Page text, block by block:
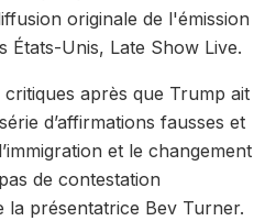
originale de l'émission
États-Unis, Late Show Live.
critiques après que Trump ait
d’affirmations fausses et
et le changement
de contestation
la présentatrice Bev Turner.